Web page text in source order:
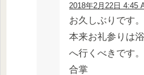
2018年2月22日 4:45
お久しぶりです。
本来お礼参りは
へ行くべきです。
合掌